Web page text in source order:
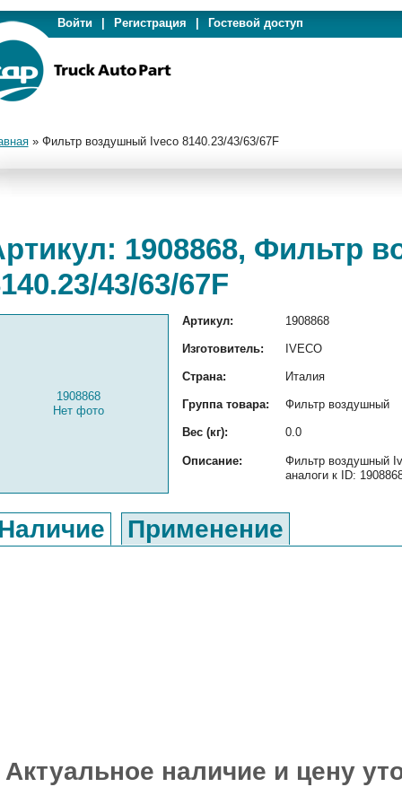
Войти Регистрация Гостевой доступ
» Фильтр воздушный Iveco 8140.23/43/63/67F
1908868, Фильтр
43/63/67F
1908868
Нет фото
Артикул: 1908868
Изготовитель: IVECO
Страна: Италия
Группа товара: Фильтр воздушный
Вес (кг): 0.0
Описание:
Фильтр воздушный
аналоги к ID:
Применение
Актуальное наличие и цену